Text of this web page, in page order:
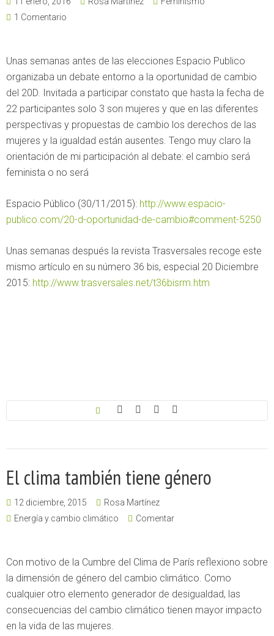
1 Comentario
Unas semanas antes de las elecciones Espacio Publico
organizaba un debate entorno a la oportunidad de cambio
del 20D. Invitada a participar constato que hasta la fecha de
22 participantes solo 3 son mujeres y que en las diferentes
perspectivas y propuestas de cambio los derechos de las
mujeres y la igualdad están ausentes. Tengo muy claro la
orientación de mi participación al debate: el cambio será
feminista o no será
Espacio Público (30/11/2015): http://www.espacio-
publico.com/20-d-oportunidad-de-cambio#comment-5250
Unas semanas después la revista Trasversales recoge este
mismo artículo en su número 36 bis, especial 20 Diciembre
2015: http://www.trasversales.net/t36bisrm.htm
El clima también tiene género
12 diciembre, 2015
Rosa Martínez
Energía y cambio climático
Comentar
Con motivo de la Cumbre del Clima de París reflexiono sobre
la dimensión de género del cambio climático. Como
cualquier otro elemento generador de desigualdad, las
consecuencias del cambio climático tienen mayor impacto
en la vida de las mujeres.